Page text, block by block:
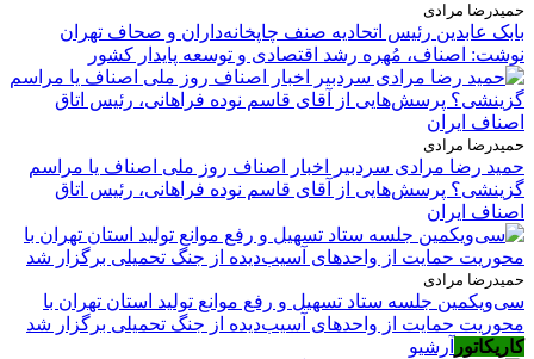
حمیدرضا مرادی
بابک عابدین رئیس اتحادیه صنف چاپخانه‌داران و صحاف تهران
نوشت: اصناف، مُهره رشد اقتصادی و توسعه پایدار کشور
حمیدرضا مرادی
حمید رضا مرادی سردبیر اخبار اصناف روز ملی اصناف یا مراسم
گزینشی؟ پرسش‌هایی از آقای قاسم نوده فراهانی، رئیس اتاق
اصناف ایران
حمیدرضا مرادی
سی‌ویکمین جلسه ستاد تسهیل و رفع موانع تولید استان تهران با
محوریت حمایت از واحدهای آسیب‌دیده از جنگ تحمیلی برگزار شد
کاریکاتور آرشیو